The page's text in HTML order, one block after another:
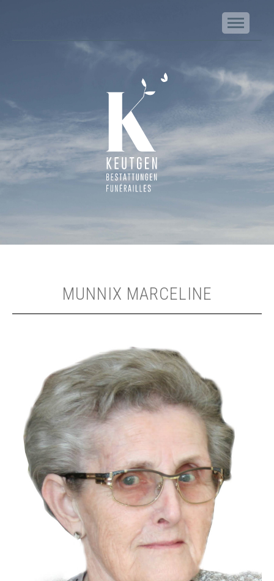
Keutgen | Bestattungen - Funérailles
MUNNIX MARCELINE